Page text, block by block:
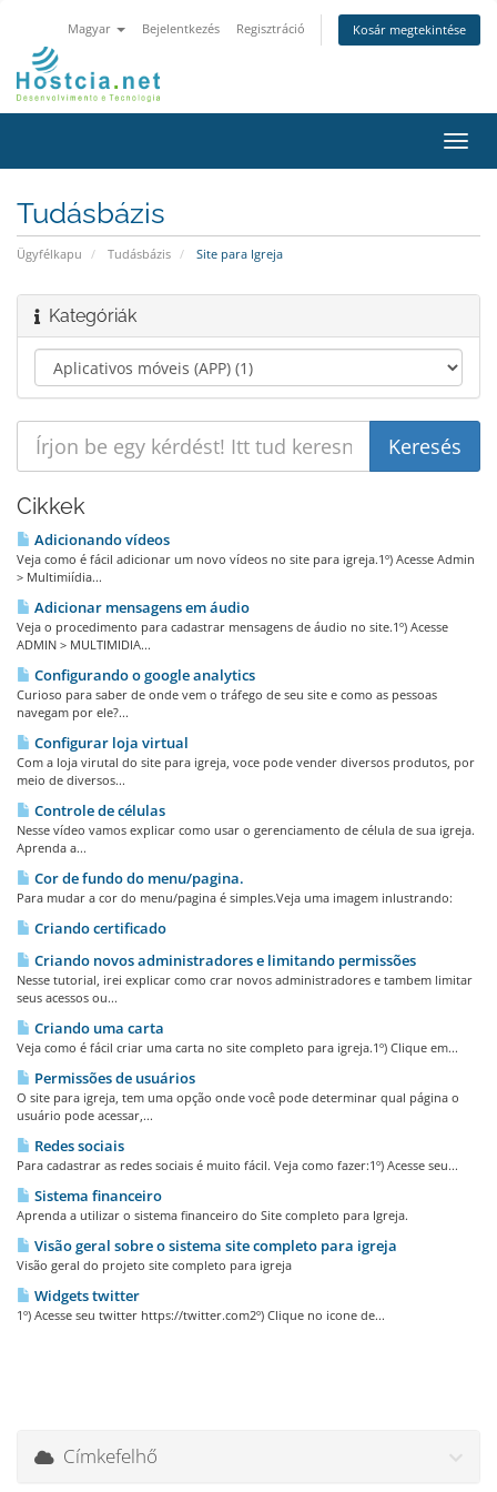
Magyar Bejelentkezés Regisztráció Kosár megtekintése
a
Tudásbázis
Ügyfélkapu Tudásbázis Site para Igreja
Kategóriák
Cikkek
Adicionando ví­deos
Veja como é fácil adicionar um novo vídeos no site para igreja.1º) Acesse Admin
> Multimiídia...
Adicionar mensagens em áudio
Veja o procedimento para cadastrar mensagens de áudio no site.1º) Acesse
ADMIN > MULTIMIDIA...
Configurando o google analytics
Curioso para saber de onde vem o tráfego de seu site e como as pessoas
navegam por ele?...
Configurar loja virtual
Com a loja virutal do site para igreja, voce pode vender diversos produtos, por
meio de diversos...
Controle de células
Nesse vídeo vamos explicar como usar o gerenciamento de célula de sua igreja.
Aprenda a...
Cor de fundo do menu/pagina.
Para mudar a cor do menu/pagina é simples.Veja uma imagem inlustrando:
Criando certificado
Criando novos administradores e limitando permissões
Nesse tutorial, irei explicar como crar novos administradores e tambem limitar
seus acessos ou...
Criando uma carta
Veja como é fácil criar uma carta no site completo para igreja.1º) Clique em...
Permissões de usuários
O site para igreja, tem uma opção onde você pode determinar qual página o
usuário pode acessar,...
Redes sociais
Para cadastrar as redes sociais é muito fácil. Veja como fazer:1º) Acesse seu...
Sistema financeiro
Aprenda a utilizar o sistema financeiro do Site completo para Igreja.
Visão geral sobre o sistema site completo para igreja
Visão geral do projeto site completo para igreja
Widgets twitter
1º) Acesse seu twitter https://twitter.com2º) Clique no icone de...
Címkefelhő